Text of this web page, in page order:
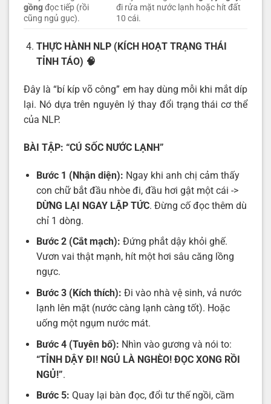
gồngđọc tiếp (rồi
cũng ngủ gục).
đi rửa mặt nước lạnh hoặc hít đất
10 cái.
THỰC HÀNH NLP (KÍCH HOẠT TRẠNG THÁI
TỈNH TÁO) 🧠
Đây là “bí kíp võ công” em hay dùng mỗi khi mắt díp
lại. Nó dựa trên nguyên lý thay đổi trạng thái cơ thể
của NLP.
BÀI TẬP: “CÚ SỐC NƯỚC LẠNH”
Bước 1 (Nhận diện): Ngay khi anh chị cảm thấy
con chữ bắt đầu nhòe đi, đầu hơi gật một cái ->
DỪNG LẠI NGAY LẬP TỨC. Đừng cố đọc thêm dù
chỉ 1 dòng.
Bước 2 (Cắt mạch): Đứng phắt dậy khỏi ghế.
Vươn vai thật mạnh, hít một hơi sâu căng lồng
ngực.
Bước 3 (Kích thích): Đi vào nhà vệ sinh, vả nước
lạnh lên mặt (nước càng lạnh càng tốt). Hoặc
uống một ngụm nước mát.
Bước 4 (Tuyên bố): Nhìn vào gương và nói to:
“TỈNH DẬY ĐI! NGỦ LÀ NGHÈO! ĐỌC XONG RỒI
NGỦ!”.
Bước 5: Quay lại bàn đọc, đổi tư thế ngồi, cầm